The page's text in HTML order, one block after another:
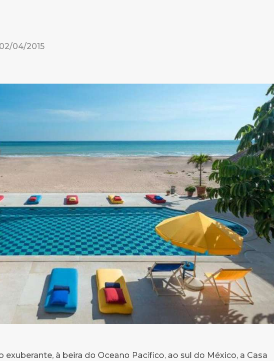
02/04/2015
à beira do Oceano Pacífico, ao sul do México, a Casa